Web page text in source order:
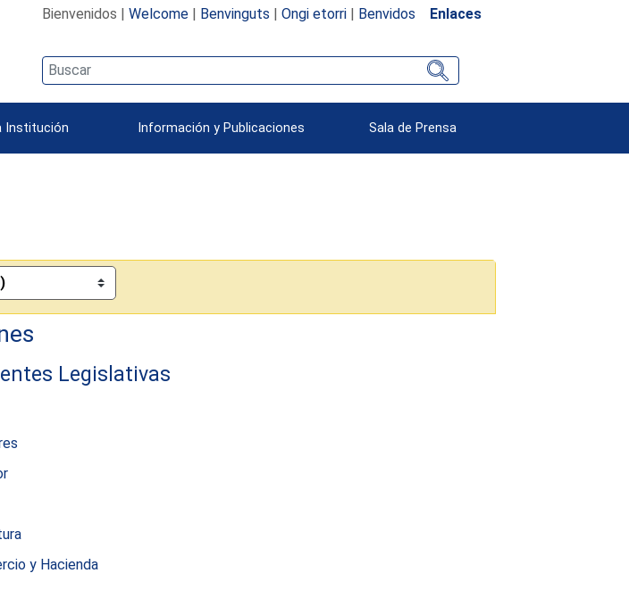
Bienvenidos | Welcome| Benvinguts | Ongi etorri| Benvidos Enlaces
Institución Información y Publicaciones Sala de Prensa
Legislativas
y Hacienda